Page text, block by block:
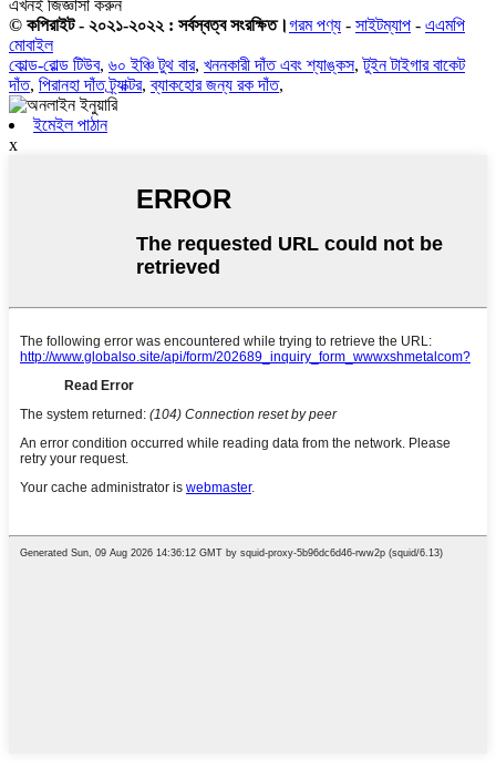
এখনই জিজ্ঞাসা করুন
© কপিরাইট - ২০২১-২০২২ : সর্বস্বত্ব সংরক্ষিত।গরম পণ্য - সাইটম্যাপ - এএমপি
মোবাইল
কোল্ড-রোল্ড টিউব, ৬০ ইঞ্চি টুথ বার, খননকারী দাঁত এবং শ্যাঙ্কস,টুইন টাইগার বাকেট
দাঁত, পিরানহা দাঁত ট্র্যাক্টর,ব্যাকহোর জন্য রক দাঁত,
ইমেইল পাঠান
x